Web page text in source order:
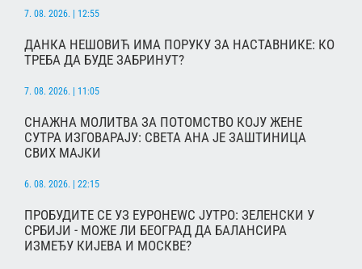
7. 08. 2026. | 12:55
ДАНКА НЕШОВИЋ ИМА ПОРУКУ ЗА НАСТАВНИКЕ: КО
ТРЕБА ДА БУДЕ ЗАБРИНУТ?
7. 08. 2026. | 11:05
СНАЖНА МОЛИТВА ЗА ПОТОМСТВО КОЈУ ЖЕНЕ
СУТРА ИЗГОВАРАЈУ: СВЕТА АНА ЈЕ ЗАШТИНИЦА
СВИХ МАЈКИ
6. 08. 2026. | 22:15
ПРОБУДИТЕ СЕ УЗ ЕУРОНЕWС ЈУТРО: ЗЕЛЕНСКИ У
СРБИЈИ - МОЖЕ ЛИ БЕОГРАД ДА БАЛАНСИРА
ИЗМЕЂУ КИЈЕВА И МОСКВЕ?